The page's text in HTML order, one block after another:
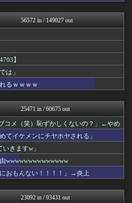
ポーランドボール 翻訳
ああ言えばForYou
常識的に考えた
ウマ娘うまぴょい速報
VTuberNews
ニチカン！
スロ板-RUSH
衝撃体験！アンビリバボー｜...
鬼女まとめ速報 -修羅場・...
喪女リカ喪女ルカ┃鬼女・生...
素敵な鬼女様
ファ板速報
ファ板速報
国難にあってもの申す！！
喪女リカ喪女ルカ┃鬼女・生...
鬼女まとめ速報 -修羅場・...
鬼女まとめ速報 -修羅場・...
衝撃体験！アンビリバボー｜...
56572 in / 149027 out
】
は」
るｗｗｗｗ
25471 in / 60675 out
コメ（笑）恥ずかしくないの？」←やめ
てイケメンにチヤホヤされる」
きますw」
wwwwwwwwwwwwww
おもんない！！！！」→炎上
23092 in / 93431 out